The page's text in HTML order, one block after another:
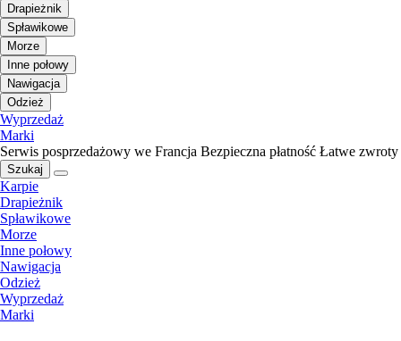
Drapieżnik
Spławikowe
Morze
Inne połowy
Nawigacja
Odzież
Wyprzedaż
Marki
Serwis posprzedażowy we Francja Bezpieczna płatność Łatwe zwroty
Szukaj
Karpie
Drapieżnik
Spławikowe
Morze
Inne połowy
Nawigacja
Odzież
Wyprzedaż
Marki